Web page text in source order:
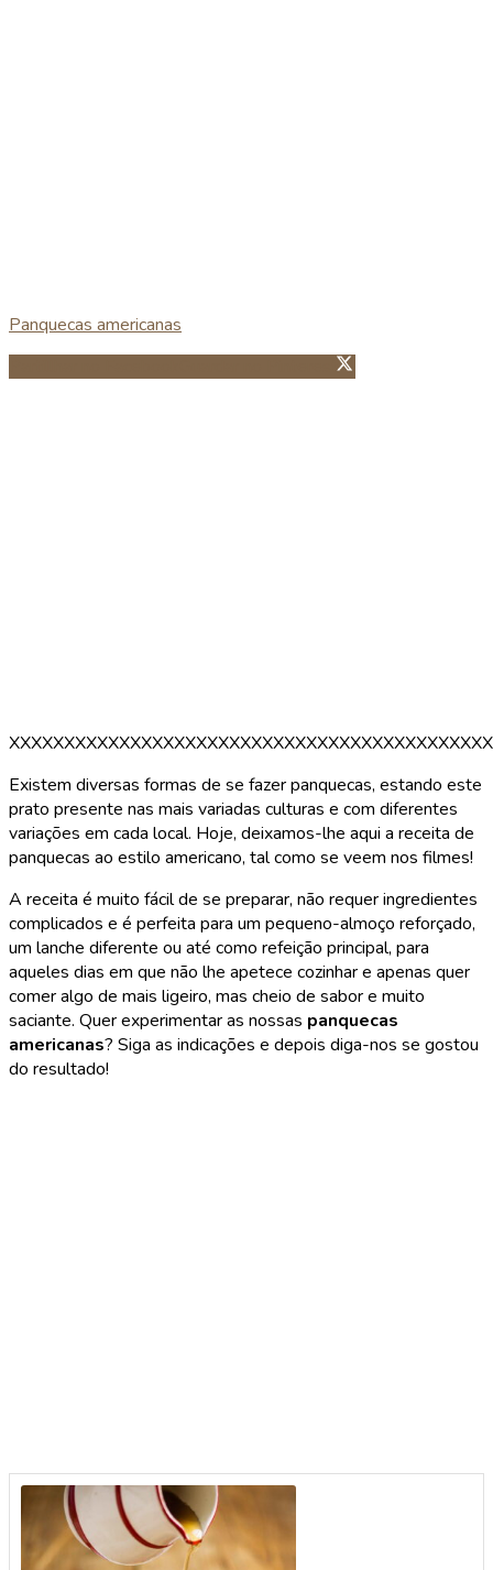
Panquecas americanas
Guardar no Pinterest
Existem diversas formas de se fazer panquecas, estando este
prato presente nas mais variadas culturas e com diferentes
variações em cada local. Hoje, deixamos-lhe aqui a receita de
panquecas ao estilo americano, tal como se veem nos filmes!
A receita é muito fácil de se preparar, não requer ingredientes
complicados e é perfeita para um pequeno-almoço reforçado,
um lanche diferente ou até como refeição principal, para
aqueles dias em que não lhe apetece cozinhar e apenas quer
comer algo de mais ligeiro, mas cheio de sabor e muito
saciante. Quer experimentar as nossas panquecas
americanas? Siga as indicações e depois diga-nos se gostou
do resultado!